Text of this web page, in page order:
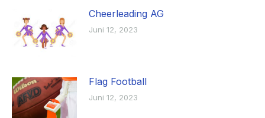
Cheerleading AG
Juni 12, 2023
Flag Football
Juni 12, 2023